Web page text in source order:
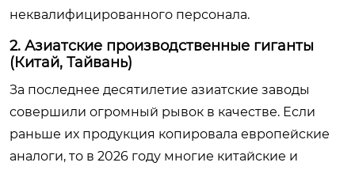
неквалифицированного персонала.
2. Азиатские производственные гиганты
(Китай, Тайвань)
За последнее десятилетие азиатские заводы
совершили огромный рывок в качестве. Если
раньше их продукция копировала европейские
аналоги, то в 2026 году многие китайские и